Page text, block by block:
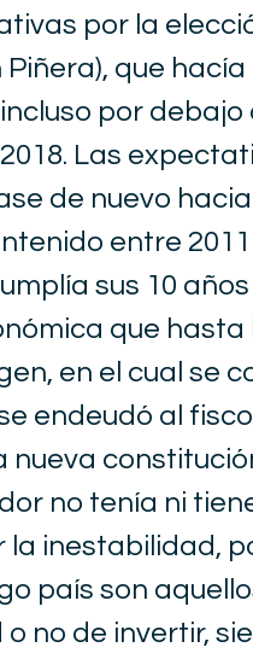
por la
que
por debajo
Las
de nuevo
entre
sus 10
que hasta
en el cual se
endeudó al
nueva
no tenía ni
la inestabilidad,
país son
no de invertir,